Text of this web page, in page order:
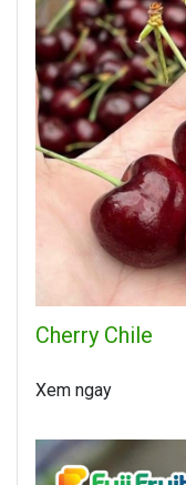
Cherry Chile
Xem ngay